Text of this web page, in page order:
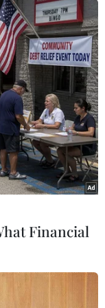
người được
quỹ của
ngược lại.
1.000
Vietnam+)
Financial